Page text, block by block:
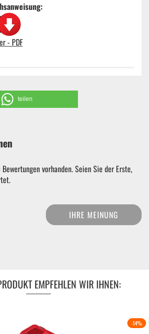
- PDF
teilen
vorhanden. Seien Sie der Erste,
IHRE MEINUNG
EMPFEHLEN WIR IHNEN:
-14%